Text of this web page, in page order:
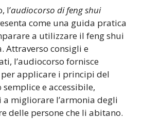
l’audiocorso di feng shui
come una guida pratica
a utilizzare il feng shui
Attraverso consigli e
l’audiocorso fornisce
applicare i principi del
e accessibile,
migliorare l’armonia degli
delle persone che li abitano.